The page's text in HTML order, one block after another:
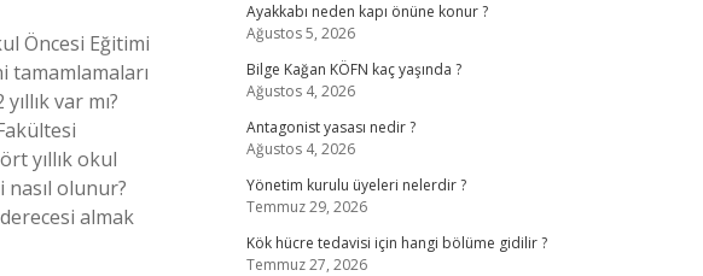
Öncesi Eğitimi
tamamlamaları
var mı?
yıllık okul
olunur?
almak
Ayakkabı neden kapı önüne konur ?
Ağustos 5, 2026
Bilge Kağan KÖFN kaç yaşında ?
Ağustos 4, 2026
Antagonist yasası nedir ?
Ağustos 4, 2026
Yönetim kurulu üyeleri nelerdir ?
Temmuz 29, 2026
Kök hücre tedavisi için hangi bölüme gidilir ?
Temmuz 27, 2026